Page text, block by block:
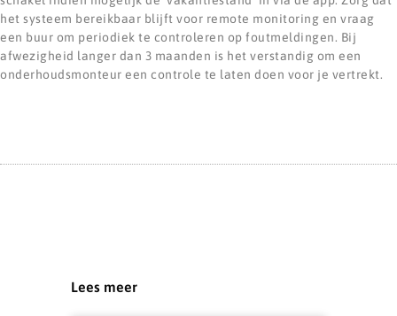
het systeem bereikbaar blijft voor remote monitoring en vraag
een buur om periodiek te controleren op foutmeldingen. Bij
afwezigheid langer dan 3 maanden is het verstandig om een
onderhoudsmonteur een controle te laten doen voor je vertrekt.
Lees meer